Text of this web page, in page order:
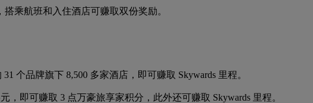
乘航班和入住酒店可赚取双份奖励。
31 个品牌旗下 8,500 多家酒店，即可赚取 Skywards 里程。
即可赚取 3 点万豪旅享家积分，此外还可赚取 Skywards 里程。